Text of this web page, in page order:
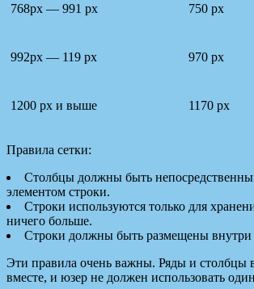
768px — 991 px 750 px
992px — 119 px 970 px
1200 px и выше 1170 px
Правила сетки:
Столбцы должны быть
элементом строки.
Строки используются только для
ничего больше.
Строки должны быть размещены внутри
Эти правила очень важны. Ряды и столбцы
вместе, и юзер не должен использовать